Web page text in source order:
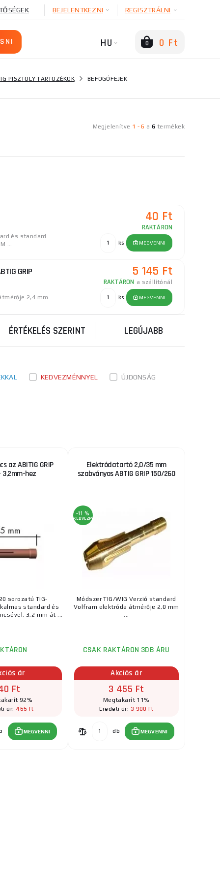
BEJELENTKEZNI REGISZTRÁLNI
HU 0 0 Ft
PISZTOLY TARTOZÉKOK BEFOGÓFEJEK
Megjelenítve 1 -6 a 6 termékek
és standard
...
40 Ft
RAKTÁRON
ks MEGVENNI
GRIP
2,4 mm
5 145 Ft
RAKTÁRON a szállítónál
ks MEGVENNI
ÉRTÉKELÉS SZERINT LEGÚJABB
KEDVEZMÉNNYEL ÚJDONSÁG
az ABITIG GRIP
hez
sorozatú TIG-
standard és
3,2 mm át ...
ár
Ft
92%
ár:465 Ft
MEGVENNI
Elektródatartó 2,0/35 mm
szabványos ABTIG GRIP 150/260
-11 %
KEDVEZMÉNY
Módszer TIG/WIG Verzió standard
Volfram elektróda átmérője 2,0 mm
...
CSAK RAKTÁRON 3DB ÁRU
Akciós ár
3 455 Ft
Megtakarít 11%
Eredeti ár:3 900 Ft
db MEGVENNI